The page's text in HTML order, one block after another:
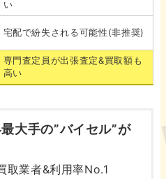
い
宅配で紛失される可能性(非推奨)
専門査定員が出張査定&買取額も
高い
大手の”バイセル”が
取業者&利用率No.1